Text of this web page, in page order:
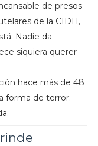
de presos
de la CIDH,
Nadie da
siquiera querer
hace más de 48
forma de terror: